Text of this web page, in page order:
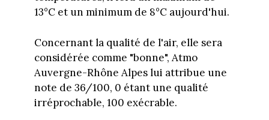
13°C et un minimum de 8°C aujourd'hui.
Concernant la qualité de l'air, elle sera
considérée comme "bonne", Atmo
Auvergne-Rhône Alpes lui attribue une
note de 36/100, 0 étant une qualité
irréprochable, 100 exécrable.